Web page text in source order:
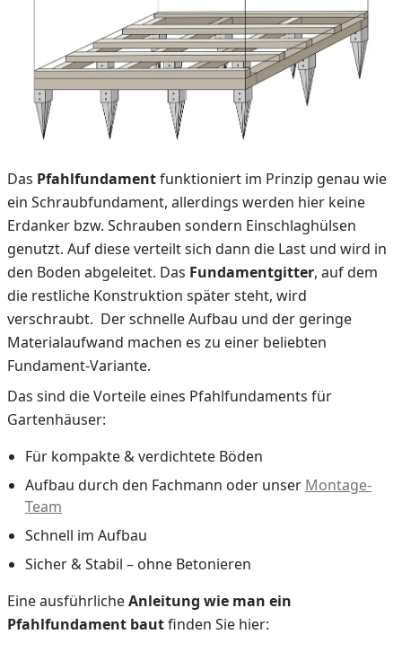
Das Pfahlfundamentfunktioniert im Prinzip genau wie
ein Schraubfundament, allerdings werden hier keine
Erdanker bzw. Schrauben sondern Einschlaghülsen
genutzt. Auf diese verteilt sich dann die Last und wird in
den Boden abgeleitet. Das Fundamentgitter, auf dem
die restliche Konstruktion später steht, wird
verschraubt. Der schnelle Aufbau und der geringe
Materialaufwand machen es zu einer beliebten
Fundament-Variante.
Das sind die Vorteile eines Pfahlfundaments für
Gartenhäuser:
Für kompakte & verdichtete Böden
Aufbau durch den Fachmann oder unser Montage-
Team
Schnell im Aufbau
Sicher & Stabil – ohne Betonieren
Eine ausführlicheAnleitung wie man ein
Pfahlfundament bautfinden Sie hier: